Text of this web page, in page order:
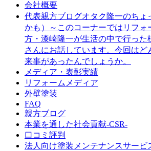
会社概要
代表親方ブログオタク隆一のちょ
かも）～このコーナーではリフォ
方・漆崎隆一が生活の中で行った
さんにお話しています。今回はど
来事があったんでしょうか。
メディア・表彰実績
リフォームメディア
外壁塗装
FAQ
親方ブログ
本業を通した社会貢献-CSR-
口コミ評判
法人向け塗装メンテナンスサービ